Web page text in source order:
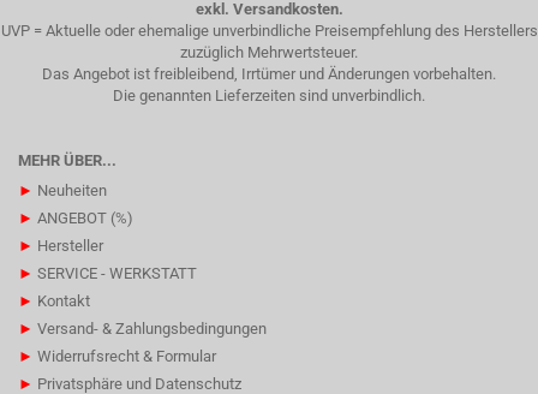
exkl. Versandkosten.
UVP = Aktuelle oder ehemalige unverbindliche Preisempfehlung des Herstellers
zuzüglich Mehrwertsteuer.
Das Angebot ist freibleibend, Irrtümer und Änderungen vorbehalten.
Die genannten Lieferzeiten sind unverbindlich.
MEHR ÜBER...
► Neuheiten
► ANGEBOT (%)
► Hersteller
► SERVICE - WERKSTATT
► Kontakt
► Versand- & Zahlungsbedingungen
► Widerrufsrecht & Formular
► Privatsphäre und Datenschutz